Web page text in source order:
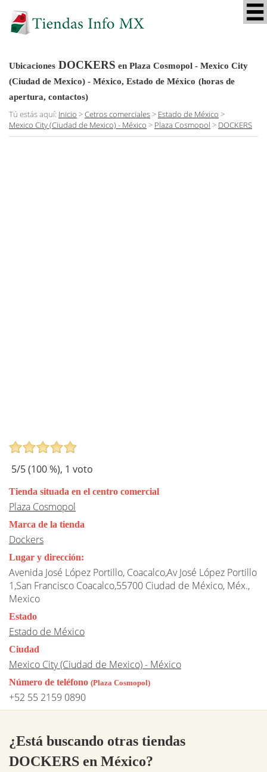
Ubicaciones DOCKERS en Plaza Cosmopol - Mexico City
(Ciudad de Mexico) - México, Estado de México (horas de
apertura, contactos)
Tú estás aquí: Inicio >Cetros comerciales> Estado de México >
Mexico City (Ciudad de Mexico) - México > Plaza Cosmopol > DOCKERS
5/5 (100%), 1 voto
Tienda situada en el centro comercial
Plaza Cosmopol
Marca de la tienda
Dockers
Lugar y dirección:
Avenida José López Portillo, Coacalco,Av José López Portillo
1,San Francisco Coacalco,55700 Ciudad de México, Méx.,
Mexico
Estado
Estado de México
Ciudad
Mexico City (Ciudad de Mexico) - México
Número de teléfono (Plaza Cosmopol)
+52 55 2159 0890
¿Está buscando otras tiendas
DOCKERS en México?